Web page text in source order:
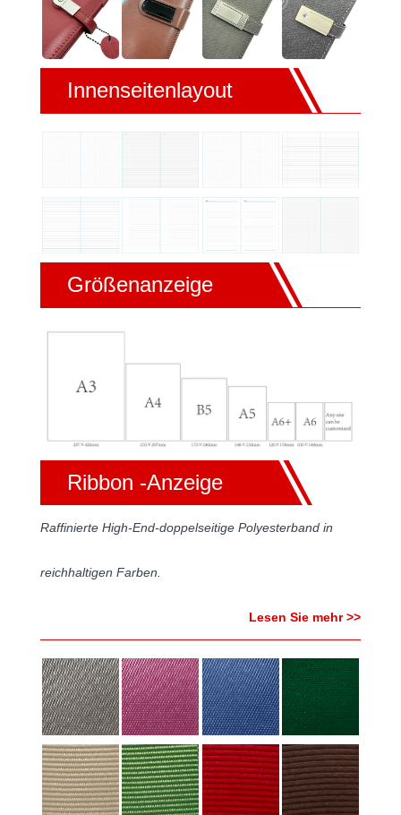
Innenseitenlayout
Größenanzeige
Ribbon -Anzeige
Raffinierte High-End-doppelseitige Polyesterband in
reichhaltigen Farben.
Lesen Sie mehr >>